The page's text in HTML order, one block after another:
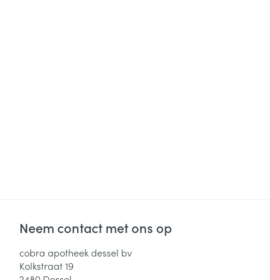
Neem contact met ons op
cobra apotheek dessel bv
Kolkstraat 19